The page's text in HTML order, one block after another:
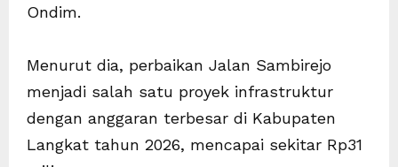
Ondim.
Menurut dia, perbaikan Jalan Sambirejo
menjadi salah satu proyek infrastruktur
dengan anggaran terbesar di Kabupaten
Langkat tahun 2026, mencapai sekitar Rp31